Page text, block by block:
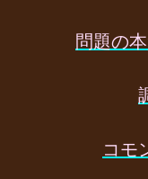
問題の
コモ